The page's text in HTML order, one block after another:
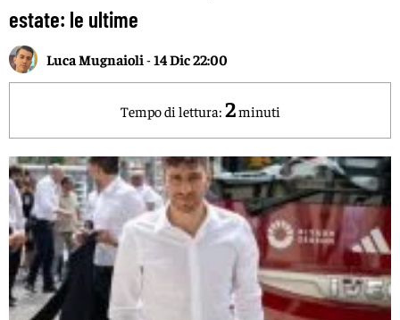
estate: le ultime
Luca Mugnaioli -14 Dic 22:00
Tempo di lettura: 2minuti